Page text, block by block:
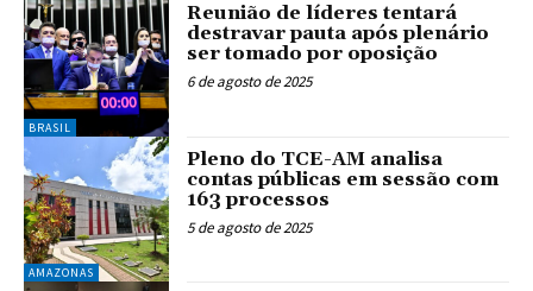
BRASIL
Reunião de líderes tentará
destravar pauta após plenário
ser tomado por oposição
6 de agosto de 2025
AMAZONAS
Pleno do TCE-AM analisa
contas públicas em sessão com
163 processos
5 de agosto de 2025